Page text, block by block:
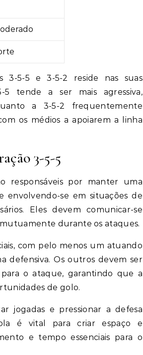
3-5-5 e 3-5-2 reside nas suas
5 tende a ser mais agressiva,
a 3-5-2 frequentemente
os médios a apoiarem a linha
3-5-5
responsáveis por manter uma
envolvendo-se em situações de
Eles devem comunicar-se
durante os ataques.
com pelo menos um atuando
defensiva. Os outros devem ser
o ataque, garantindo que a
de golo.
jogadas e pressionar a defesa
é vital para criar espaço e
e tempo essenciais para o